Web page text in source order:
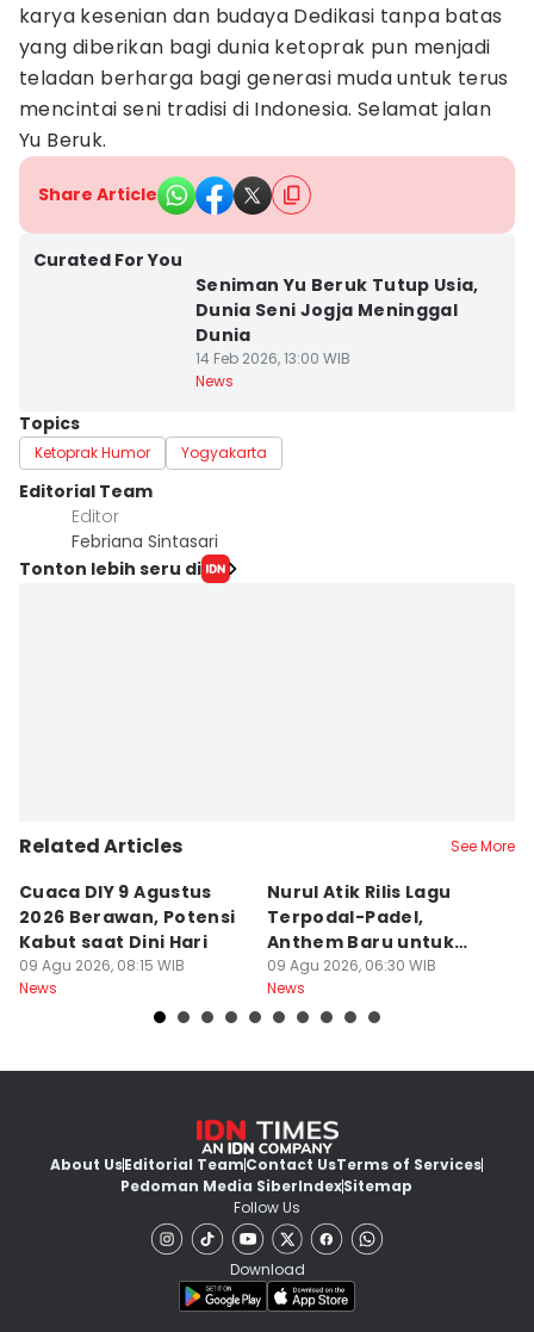
karya kesenian dan budaya Dedikasi tanpa batas
yang diberikan bagi dunia ketoprak pun menjadi
teladan berharga bagi generasi muda untuk terus
mencintai seni tradisi di Indonesia. Selamat jalan
Yu Beruk.
Share Article
Curated For You
Seniman Yu Beruk Tutup Usia,
Dunia Seni Jogja Meninggal
Dunia
14 Feb 2026, 13:00 WIB
News
Topics
Ketoprak Humor Yogyakarta
Editorial Team
Editor
Febriana Sintasari
Tonton lebih seru di
Related Articles See More
Cuaca DIY 9 Agustus
2026 Berawan, Potensi
Kabut saat Dini Hari
09 Agu 2026, 08:15 WIB
News
Nurul Atik Rilis Lagu
Terpodal-Padel,
Anthem Baru untuk
Pencinta Padel
09 Agu 2026, 06:30 WIB
News
About UsEditorial TeamContact UsTerms of Services
Pedoman Media SiberIndexSitemap
Follow Us
Download